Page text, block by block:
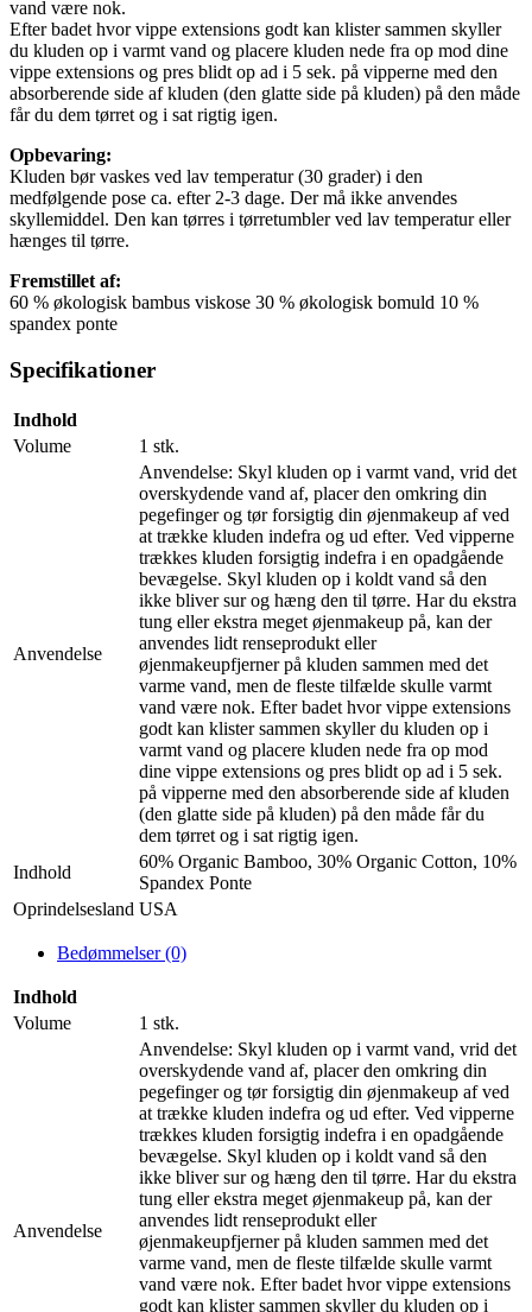
vand være nok.
Efter badet hvor vippe extensions godt kan klister sammen skyller
du kluden op i varmt vand og placere kluden nede fra op mod dine
vippe extensions og pres blidt op ad i 5 sek. på vipperne med den
absorberende side af kluden (den glatte side på kluden) på den måde
får du dem tørret og i sat rigtig igen.
Opbevaring:
Kluden bør vaskes ved lav temperatur (30 grader) i den
medfølgende pose ca. efter 2-3 dage. Der må ikke anvendes
skyllemiddel. Den kan tørres i tørretumbler ved lav temperatur eller
hænges til tørre.
Fremstillet af:
60 % økologisk bambus viskose 30 % økologisk bomuld 10 %
spandex ponte
Specifikationer
Indhold
Volume
1 stk.
Anvendelse
Anvendelse: Skyl kluden op i varmt vand, vrid det
overskydende vand af, placer den omkring din
pegefinger og tør forsigtig din øjenmakeup af ved
at trække kluden indefra og ud efter. Ved vipperne
trækkes kluden forsigtig indefra i en opadgående
bevægelse. Skyl kluden op i koldt vand så den
ikke bliver sur og hæng den til tørre. Har du ekstra
tung eller ekstra meget øjenmakeup på, kan der
anvendes lidt renseprodukt eller
øjenmakeupfjerner på kluden sammen med det
varme vand, men de fleste tilfælde skulle varmt
vand være nok. Efter badet hvor vippe extensions
godt kan klister sammen skyller du kluden op i
varmt vand og placere kluden nede fra op mod
dine vippe extensions og pres blidt op ad i 5 sek.
på vipperne med den absorberende side af kluden
(den glatte side på kluden) på den måde får du
dem tørret og i sat rigtig igen.
Indhold
60% Organic Bamboo, 30% Organic Cotton, 10%
Spandex Ponte
Oprindelsesland USA
Bedømmelser (0)
Indhold
Volume
1 stk.
Anvendelse
Anvendelse: Skyl kluden op i varmt vand, vrid det
overskydende vand af, placer den omkring din
pegefinger og tør forsigtig din øjenmakeup af ved
at trække kluden indefra og ud efter. Ved vipperne
trækkes kluden forsigtig indefra i en opadgående
bevægelse. Skyl kluden op i koldt vand så den
ikke bliver sur og hæng den til tørre. Har du ekstra
tung eller ekstra meget øjenmakeup på, kan der
anvendes lidt renseprodukt eller
øjenmakeupfjerner på kluden sammen med det
varme vand, men de fleste tilfælde skulle varmt
vand være nok. Efter badet hvor vippe extensions
godt kan klister sammen skyller du kluden op i